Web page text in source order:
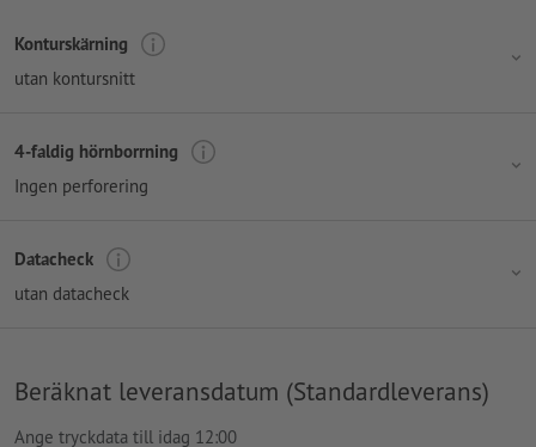
Konturskärning
utan kontursnitt
4-faldig hörnborrning
Ingen perforering
Datacheck
utan datacheck
Beräknat leveransdatum (Standardleverans)
Ange tryckdata till idag 12:00